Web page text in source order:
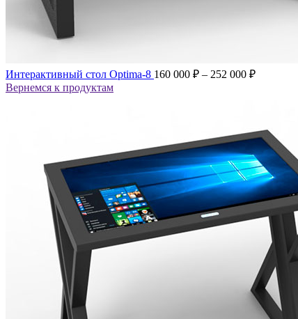
Интерактивный стол Optima-8 160 000 ₽ – 252 000 ₽
Вернемся к продуктам